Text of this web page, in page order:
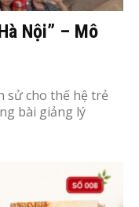
Nội” – Mô
sử cho thế hệ trẻ
bài giảng lý